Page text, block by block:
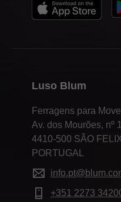
Luso Blum
Ferragens para
Av. dos Mourões, nº
4410-500 SÃO
PORTUGAL
+351 2273